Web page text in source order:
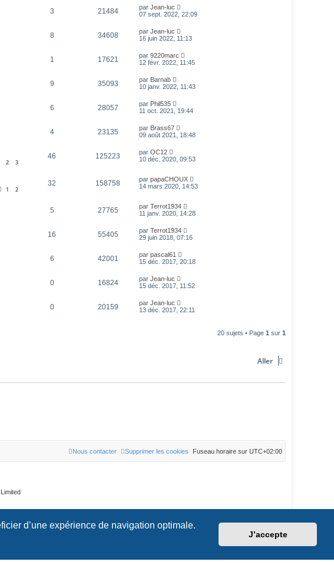
d’une expérience de navigation optimale.
J’accepte
3 21484 par Jean-luc
07 sept. 2022, 22:09
8 34608 par Jean-luc
16 juin 2022, 11:13
1 17621 par 9220marc
12 févr. 2022, 11:45
9 35093 par Barnab
10 janv. 2022, 11:43
6 28057 par Phil535
11 oct. 2021, 19:44
4 23135 par Brass67
09 août 2021, 18:48
2 3
46 125223 par OC12
10 déc. 2020, 09:53
1 2
32 158758 par papaCHOUX
14 mars 2020, 14:53
5 27765 par Terrot1934
11 janv. 2020, 14:28
16 55405 par Terrot1934
29 juin 2018, 07:16
6 42001 par pascal61
15 déc. 2017, 20:18
0 16824 par Jean-luc
15 déc. 2017, 11:52
0 20159 par Jean-luc
13 déc. 2017, 22:11
20 sujets • Page 1 sur 1
Aller
Fuseau horaire sur UTC+02:00
Supprimer les cookies
Nous contacter